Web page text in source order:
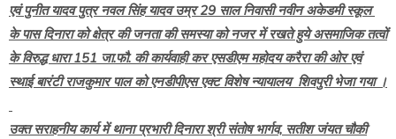
एवं पुनीत यादव पुत्र नवल सिंह यादव उम्र 29 साल निवासी नवीन अकेडमी स्कूल
के पास दिनारा को क्षेत्र की जनता की समस्या को नजर में रखते हुये असमाजिक तत्वों
के विरुद्ध धारा 151 जा.फौ. की कार्यवाही कर एसडीएम महोदय करैरा की ओर एवं
स्थाई बारंटी राजकुमार पाल को एनडीपीएस एक्ट विशेष न्यायालय शिवपुरी भेजा गया ।
उक्त सराहनीय कार्य में थाना प्रभारी दिनारा श्री संतोष भार्गव, सतीश जंयत चौकी